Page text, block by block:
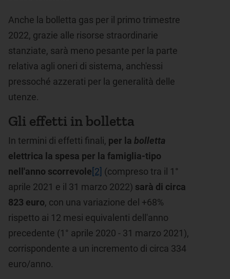
Anche la bolletta gas per il primo trimestre
2022, grazie alle risorse straordinarie
stanziate, sarà meno pesante per la parte
relativa agli oneri di sistema, anch'essi
pressoché azzerati per la generalità delle
utenze.
Gli effetti in bolletta
In termini di effetti finali, per la bolletta
elettrica la spesa per la famiglia-tipo
nell'anno scorrevole [2] (compreso tra il 1°
aprile 2021 e il 31 marzo 2022) sarà di circa
823 euro, con una variazione del +68%
rispetto ai 12 mesi equivalenti dell'anno
precedente (1° aprile 2020 - 31 marzo 2021),
corrispondente a un incremento di circa 334
euro/anno.